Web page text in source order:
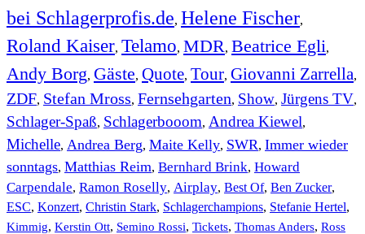
bei Schlagerprofis.de, Helene Fischer,
Roland Kaiser, Telamo, MDR, Beatrice Egli,
Andy Borg, Gäste, Quote, Tour, Giovanni Zarrella,
ZDF, Stefan Mross, Fernsehgarten, Show, Jürgens TV,
Schlager-Spaß, Schlagerbooom, Andrea Kiewel,
Michelle, Andrea Berg, Maite Kelly, SWR, Immer wieder
sonntags, Matthias Reim, Bernhard Brink, Howard
Carpendale, Ramon Roselly, Airplay, Best Of, Ben Zucker,
ESC, Konzert, Christin Stark, Schlagerchampions, Stefanie Hertel,
Kimmig, Kerstin Ott, Semino Rossi, Tickets, Thomas Anders, Ross